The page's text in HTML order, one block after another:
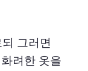
그러면
려한 옷을